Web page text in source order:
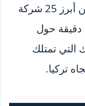
لتجنب أي عقبات. إليكم قائمة موسعة تتضمن أبرز 25 شركة
دقيقة حول
التي تمتلك
تركيا.